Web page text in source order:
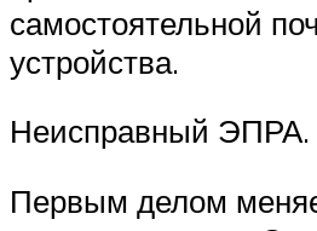
самостоятельной
устройства.
Неисправный ЭПРА.
Первым делом